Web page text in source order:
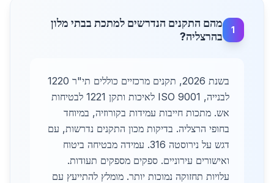
1
מהם התקנים הנדרשים למתכת בבתי מלון
בהרצליה?
בשנת 2026, תקנים מרכזיים כוללים תי"ר 1220
לבנייה, ISO 9001 לאיכות ותקן 1221 לבטיחות
אש. מתכות חייבות עמידות בקורוזיה, במיוחד
בחופי הרצליה. בדיקות מכון התקנים נדרשות, עם
דגש על נירוסטה 316. עמידה מבטיחה ביטוח
ואישורים עירוניים. ספקים מספקים תעודות.
עלויות תחזוקה נמוכות יותר. מומלץ להתייעץ עם